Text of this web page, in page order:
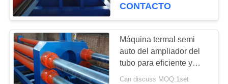
máquina del
ampliador del tubo
CONTACTO
Máquina termal semi
auto del ampliador del
tubo para eficiente y
conveniente
Can discuss MOQ:1set